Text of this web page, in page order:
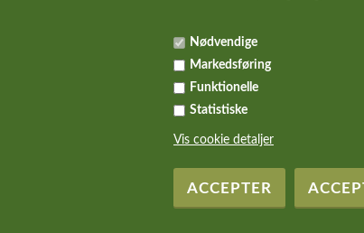
Nødvendige
Markedsføring
Funktionelle
Statistiske
Vis cookie detaljer